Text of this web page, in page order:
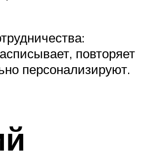
повторяет
персонализируют.